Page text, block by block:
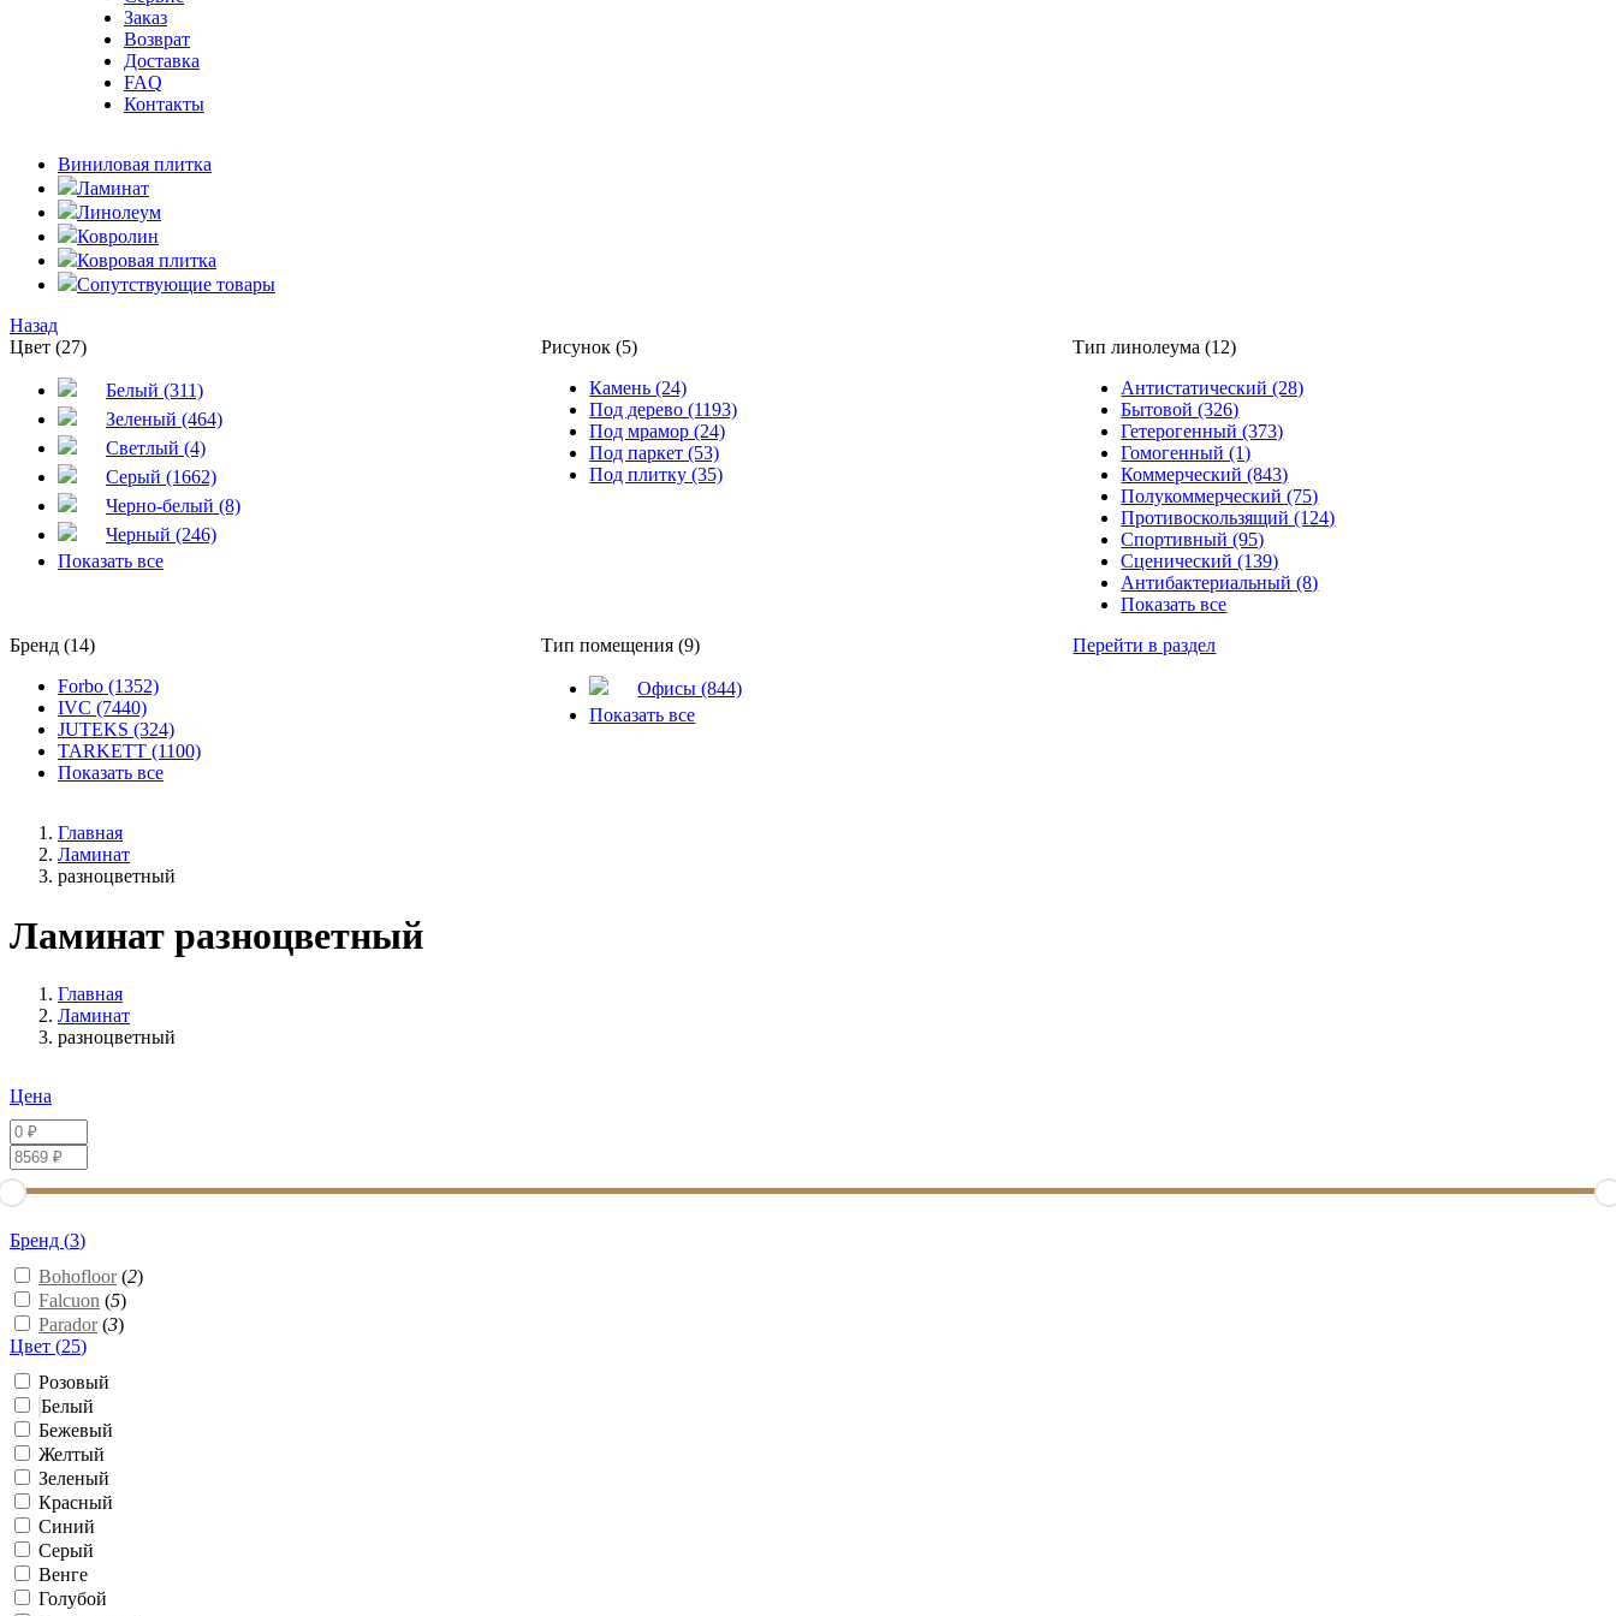
Заказ
Возврат
Доставка
FAQ
Контакты
Виниловая плитка
Ламинат
Линолеум
Ковролин
Ковровая плитка
Сопутствующие товары
Назад
Цвет (27)
Белый (311)
Зеленый (464)
Светлый (4)
Серый (1662)
Черно-белый (8)
Черный (246)
Показать все
Рисунок (5)
Камень (24)
Под дерево (1193)
Под мрамор (24)
Под паркет (53)
Под плитку (35)
Тип линолеума (12)
Антистатический (28)
Бытовой (326)
Гетерогенный (373)
Гомогенный (1)
Коммерческий (843)
Полукоммерческий (75)
Противоскользящий (124)
Спортивный (95)
Сценический (139)
Антибактериальный (8)
Показать все
Бренд (14)
Forbo (1352)
IVC (7440)
JUTEKS (324)
TARKETT (1100)
Показать все
Тип помещения (9)
Офисы (844)
Показать все
Перейти в раздел
Главная
Ламинат
разноцветный
Ламинат разноцветный
Главная
Ламинат
разноцветный
Цена
Бренд (3)
Bohofloor(2)
Falcuon (5)
Parador(3)
Цвет (25)
Розовый
Белый
Бежевый
Желтый
Зеленый
Красный
Синий
Серый
Венге
Голубой